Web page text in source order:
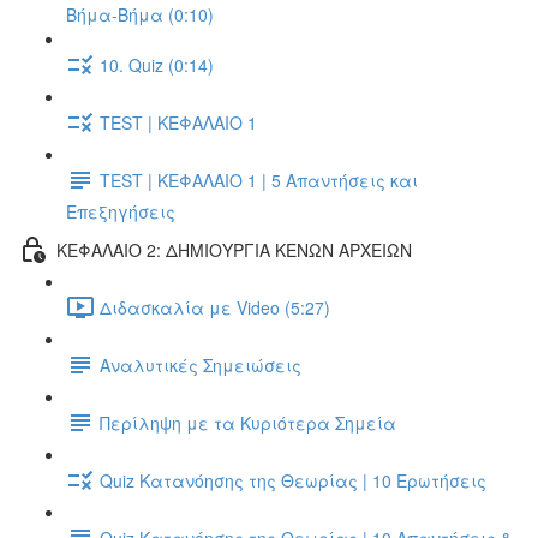
Βήμα-Βήμα (0:10)
10. Quiz (0:14)
TEST | ΚΕΦΑΛΑΙΟ 1
TEST | ΚΕΦΑΛΑΙΟ 1 | 5 Απαντήσεις και
Επεξηγήσεις
ΚΕΦΑΛΑΙΟ 2: ΔΗΜΙΟΥΡΓΙΑ ΚΕΝΩΝ ΑΡΧΕΙΩΝ
Διδασκαλία με Video (5:27)
Αναλυτικές Σημειώσεις
Περίληψη με τα Κυριότερα Σημεία
Quiz Κατανόησης της Θεωρίας | 10 Ερωτήσεις